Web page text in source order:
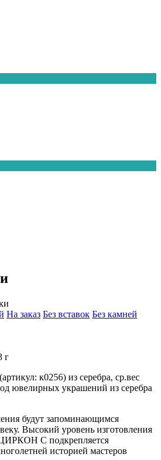
На заказ Без вставок Без камней
г
к0256) из серебра, ср.вес
ювелирных украшений из серебра
будут запоминающимся
Высокий уровень изготовления
С подкрепляется
историей мастеров